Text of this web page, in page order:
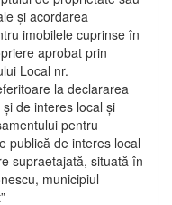
și acordarea
imobilele cuprinse în
aprobat prin
Local nr.
la declararea
de interes local și
pentru
publică de interes local
supraetajată, situată în
municipiul